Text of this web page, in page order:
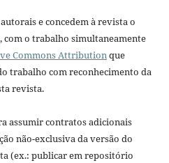
e concedem à revista o
o trabalho simultaneamente
Commons Attributionque
trabalho com reconhecimento da
revista.
assumir contratos adicionais
não-exclusiva da versão do
(ex.: publicar em repositório